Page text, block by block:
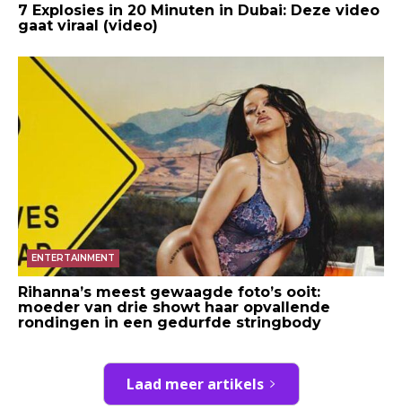
7 Explosies in 20 Minuten in Dubai: Deze video
gaat viraal (video)
ENTERTAINMENT
Rihanna’s meest gewaagde foto’s ooit:
moeder van drie showt haar opvallende
rondingen in een gedurfde stringbody
Laad meer artikels